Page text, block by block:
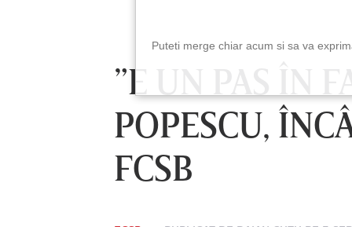
”E UN PAS ÎN
POPESCU,
FCSB
Puteti merge chiar acum si sa va